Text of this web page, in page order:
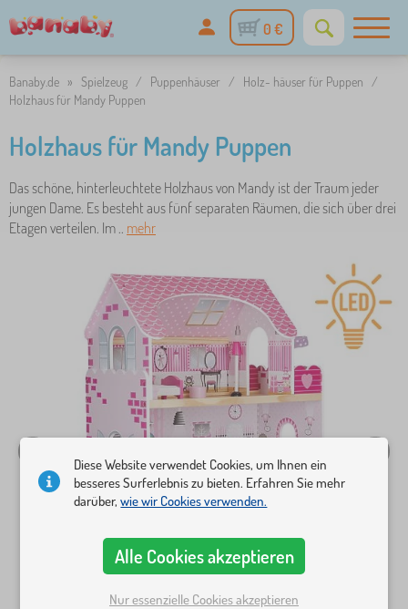
0 €
Banaby.de » Spielzeug / Puppenhäuser / Holz- häuser für Puppen
/
Holzhaus für Mandy Puppen
Holzhaus für Mandy Puppen
Das schöne, hinterleuchtete Holzhaus von Mandy ist der Traum jeder
jungen Dame. Es besteht aus fünf separaten Räumen, die sich über drei
Etagen verteilen. Im .. mehr
Diese Website verwendet Cookies, um Ihnen ein
besseres Surferlebnis zu bieten. Erfahren Sie mehr
darüber,wie wir Cookies verwenden.
Alle Cookies akzeptieren
Nur essenzielle Cookies akzeptieren